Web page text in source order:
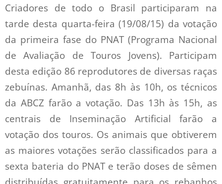
Criadores de todo o Brasil participaram na
tarde desta quarta-feira (19/08/15) da votação
da primeira fase do PNAT (Programa Nacional
de Avaliação de Touros Jovens). Participam
desta edição 86 reprodutores de diversas raças
zebuínas. Amanhã, das 8h às 10h, os técnicos
da ABCZ farão a votação. Das 13h às 15h, as
centrais de Inseminação Artificial farão a
votação dos touros. Os animais que obtiverem
as maiores votações serão classificados para a
sexta bateria do PNAT e terão doses de sêmen